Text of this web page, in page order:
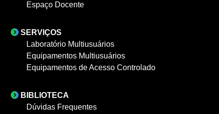
Espaço Docente
SERVIÇOS
Laboratório Multiusuários
Equipamentos Multiusuários
Equipamentos de Acesso Controlado
BIBLIOTECA
Dúvidas Frequentes